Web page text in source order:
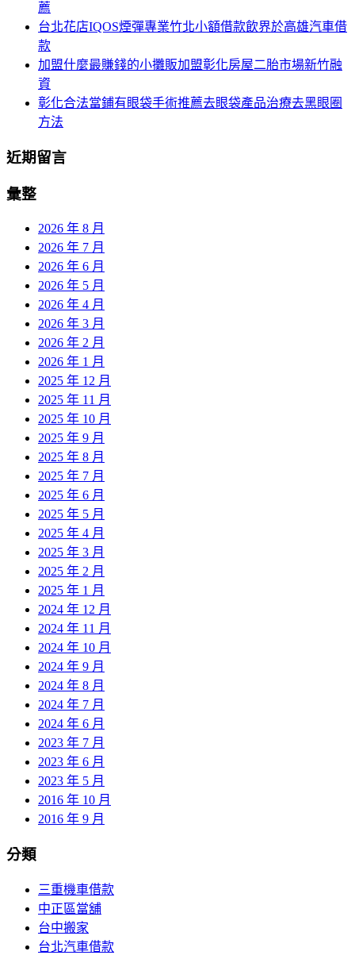
薦
台北花店IQOS煙彈專業竹北小額借款飲界於高雄汽車借
款
加盟什麼最賺錢的小攤販加盟彰化房屋二胎市場新竹融
資
彰化合法當鋪有眼袋手術推薦去眼袋產品治療去黑眼圈
方法
近期留言
彙整
2026 年 8 月
2026 年 7 月
2026 年 6 月
2026 年 5 月
2026 年 4 月
2026 年 3 月
2026 年 2 月
2026 年 1 月
2025 年 12 月
2025 年 11 月
2025 年 10 月
2025 年 9 月
2025 年 8 月
2025 年 7 月
2025 年 6 月
2025 年 5 月
2025 年 4 月
2025 年 3 月
2025 年 2 月
2025 年 1 月
2024 年 12 月
2024 年 11 月
2024 年 10 月
2024 年 9 月
2024 年 8 月
2024 年 7 月
2024 年 6 月
2023 年 7 月
2023 年 6 月
2023 年 5 月
2016 年 10 月
2016 年 9 月
分類
三重機車借款
中正區當舖
台中搬家
台北汽車借款